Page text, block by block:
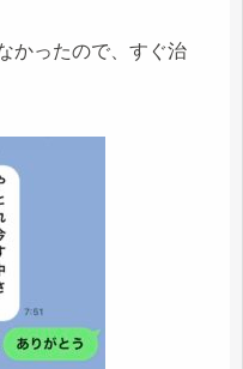
かったので、すぐ治